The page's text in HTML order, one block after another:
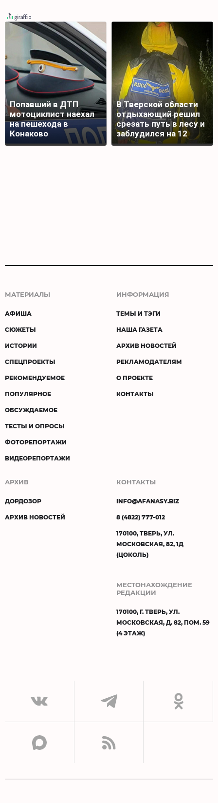
Попавший в ДТП
мотоциклист наехал
на пешехода в
Конаково
В Тверской области
отдыхающий решил
срезать путь в лесу и
заблудился на 12
часов
МАТЕРИАЛЫ
АФИША
СЮЖЕТЫ
ИСТОРИИ
СПЕЦПРОЕКТЫ
РЕКОМЕНДУЕМОЕ
ПОПУЛЯРНОЕ
ОБСУЖДАЕМОЕ
ТЕСТЫ И ОПРОСЫ
ФОТОРЕПОРТАЖИ
ВИДЕОРЕПОРТАЖИ
ИНФОРМАЦИЯ
ТЕМЫ И ТЭГИ
НАША ГАЗЕТА
АРХИВ НОВОСТЕЙ
РЕКЛАМОДАТЕЛЯМ
О ПРОЕКТЕ
КОНТАКТЫ
АРХИВ
ДОРДОЗОР
АРХИВ НОВОСТЕЙ
КОНТАКТЫ
INFO@AFANASY.BIZ
8 (4822) 777-012
170100, ТВЕРЬ, УЛ.
МОСКОВСКАЯ, 82, 1Д
(ЦОКОЛЬ)
МЕСТОНАХОЖДЕНИЕ
РЕДАКЦИИ
170100, Г. ТВЕРЬ, УЛ.
МОСКОВСКАЯ, Д. 82, ПОМ. 59
(4 ЭТАЖ)